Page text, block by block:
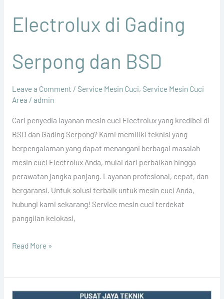
Electrolux di Gading
Serpong dan BSD
Leave a Comment / Service Mesin Cuci, Service Mesin Cuci
Area / admin
Cari penyedia layanan mesin cuci Electrolux yang kredibel di
BSD dan Gading Serpong? Kami memiliki teknisi yang
berpengalaman yang dapat menangani berbagai masalah
mesin cuci Electrolux Anda, mulai dari perbaikan hingga
perawatan jangka panjang. Layanan profesional, cepat, dan
bergaransi. Untuk solusi terbaik untuk mesin cuci Anda,
hubungi kami sekarang! Service mesin cuci terdekat
panggilan kelokasi,
Read More »